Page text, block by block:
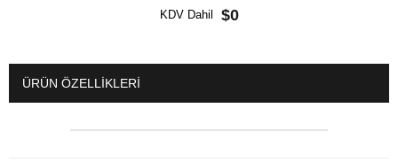
KDV Dahil $0
ÜRÜN ÖZELLIKLERI